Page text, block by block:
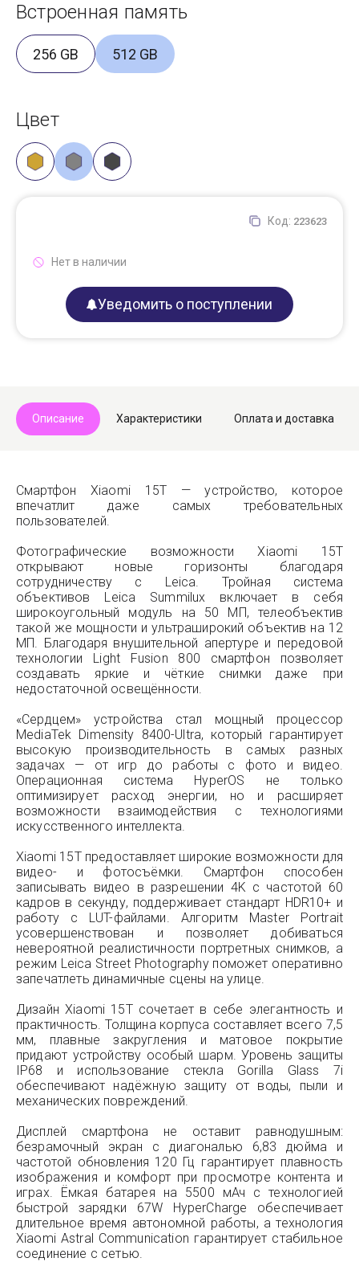
Встроенная память
256 GB 512 GB
Цвет
Код: 223623
Нет в наличии
Уведомить о поступлении
Описание Характеристики Оплата и доставка
Смартфон Xiaomi 15T — устройство, которое
впечатлит даже самых требовательных
пользователей.
Фотографические возможности Xiaomi 15T
открывают новые горизонты благодаря
сотрудничеству с Leica. Тройная система
объективов Leica Summilux включает в себя
широкоугольный модуль на 50 МП, телеобъектив
такой же мощности и ультраширокий объектив на 12
МП. Благодаря внушительной апертуре и передовой
технологии Light Fusion 800 смартфон позволяет
создавать яркие и чёткие снимки даже при
недостаточной освещённости.
«Сердцем» устройства стал мощный процессор
MediaTek Dimensity 8400-Ultra, который гарантирует
высокую производительность в самых разных
задачах — от игр до работы с фото и видео.
Операционная система HyperOS не только
оптимизирует расход энергии, но и расширяет
возможности взаимодействия с технологиями
искусственного интеллекта.
Xiaomi 15T предоставляет широкие возможности для
видео- и фотосъёмки. Смартфон способен
записывать видео в разрешении 4K с частотой 60
кадров в секунду, поддерживает стандарт HDR10+ и
работу с LUT-файлами. Алгоритм Master Portrait
усовершенствован и позволяет добиваться
невероятной реалистичности портретных снимков, а
режим Leica Street Photography поможет оперативно
запечатлеть динамичные сцены на улице.
Дизайн Xiaomi 15T сочетает в себе элегантность и
практичность. Толщина корпуса составляет всего 7,5
мм, плавные закругления и матовое покрытие
придают устройству особый шарм. Уровень защиты
IP68 и использование стекла Gorilla Glass 7i
обеспечивают надёжную защиту от воды, пыли и
механических повреждений.
Дисплей смартфона не оставит равнодушным:
безрамочный экран с диагональю 6,83 дюйма и
частотой обновления 120 Гц гарантирует плавность
изображения и комфорт при просмотре контента и
играх. Ёмкая батарея на 5500 мАч с технологией
быстрой зарядки 67W HyperCharge обеспечивает
длительное время автономной работы, а технология
Xiaomi Astral Communication гарантирует стабильное
соединение с сетью.